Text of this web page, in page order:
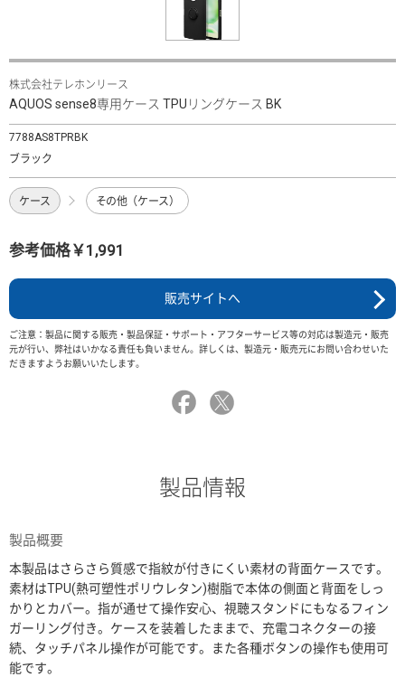
株式会社テレホンリース
AQUOS sense8専用ケース TPUリングケース BK
7788AS8TPRBK
ブラック
ケース その他（ケース）
参考価格￥1,991
販売サイトへ
ご注意：製品に関する販売・製品保証・サポート・アフターサービス等の対応は製造元・販売
元が行い、弊社はいかなる責任も負いません。詳しくは、製造元・販売元にお問い合わせいた
だきますようお願いいたします。
製品情報
製品概要
本製品はさらさら質感で指紋が付きにくい素材の背面ケースです。
素材はTPU(熱可塑性ポリウレタン)樹脂で本体の側面と背面をしっ
かりとカバー。指が通せて操作安心、視聴スタンドにもなるフィン
ガーリング付き。ケースを装着したままで、充電コネクターの接
続、タッチパネル操作が可能です。また各種ボタンの操作も使用可
能です。